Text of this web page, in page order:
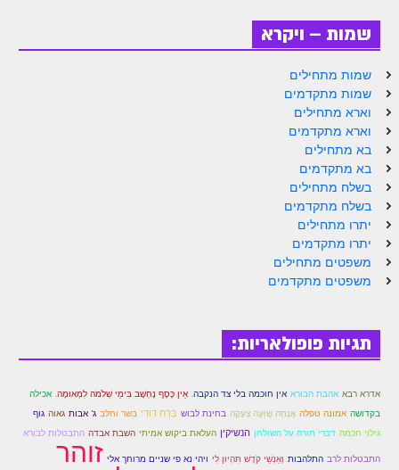
זוהר וילך השקפה
זוהר וילך מתקדמים
שידור חי
תגיות ונושאים
אודות האתר
אודות אתר הזוהר היומי
אודות בית מדרש הסולם
גדולי ישראל על הזוהר
הקדשות על דיסקים
שמות – ויקרא
שמות מתחילים
שמות מתקדמים
וארא מתחילים
וארא מתקדמים
בא מתחילים
בא מתקדמים
בשלח מתחילים
בשלח מתקדמים
יתרו מתחילים
יתרו מתקדמים
משפטים מתחילים
משפטים מתקדמים
תגיות פופולאריות:
אדרא רבא אהבת הבורא אין חוכמה בלי צד הנקבה. אֵין כֶּסֶף נֶחְשָׁב בִּימֵי שְׁלֹמֹה לִמְאוּמָה. אכילה
בקדושה אמונה טפלה אֲנָחָה שָׁוְּעָה צְעָקָה בחינת לבוש בְּרַח דּוֹדִי בשר וחלב ג' אבות גאוה גוף
גילוי חכמה דברי תורה על השולחן הנשיקין העלאת ביקוש אמיתי השבת אבדה התבטלות לבורא
התבטלות לרב התלהבות וְאַנְשֵׁי קֹדֶשׁ תִּהְיוּן לִי ויהי נא פי שניים מרוחך אלי זוהר